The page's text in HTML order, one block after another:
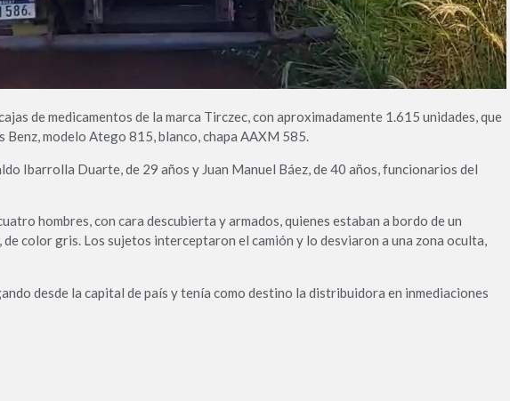
de medicamentos de la marca Tirczec, con aproximadamente 1.615 unidades, que
Benz, modelo Atego 815, blanco, chapa AAXM 585.
Ibarrolla Duarte, de 29 años y Juan Manuel Báez, de 40 años, funcionarios del
hombres, con cara descubierta y armados, quienes estaban a bordo de un
color gris. Los sujetos interceptaron el camión y lo desviaron a una zona oculta,
desde la capital de país y tenía como destino la distribuidora en inmediaciones